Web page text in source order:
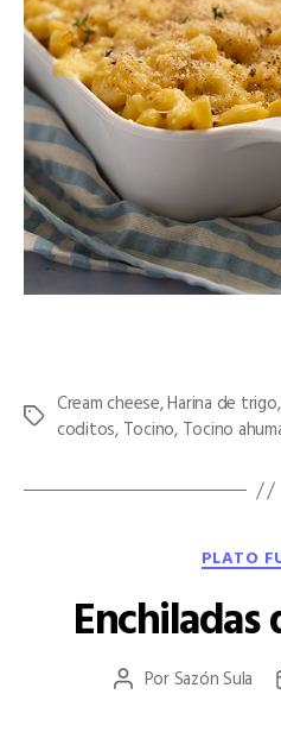
Etiquetas
Cream cheese,Harina de trigo
coditos, Tocino, Tocino
PLATO
Autor
PorSazón Sula